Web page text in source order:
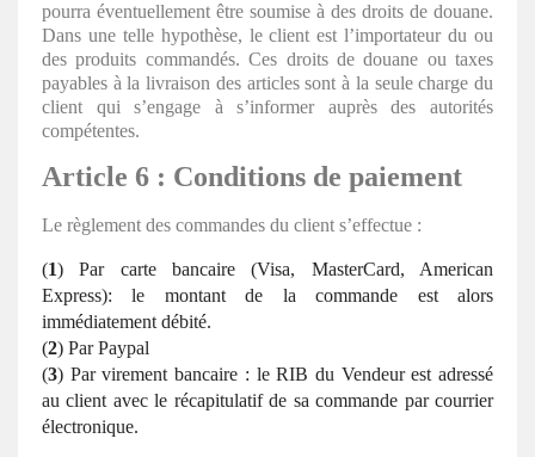
pourra éventuellement être soumise à des droits de douane.
Dans une telle hypothèse, le client est l’importateur du ou
des produits commandés. Ces droits de douane ou taxes
payables à la livraison des articles sont à la seule charge du
client qui s’engage à s’informer auprès des autorités
compétentes.
Article 6 : Conditions de paiement
Le règlement des commandes du client s’effectue :
(1) Par carte bancaire (Visa, MasterCard, American
Express): le montant de la commande est alors
immédiatement débité.
(2) Par Paypal
(3) Par virement bancaire : le RIB du Vendeur est adressé
au client avec le récapitulatif de sa commande par courrier
électronique.